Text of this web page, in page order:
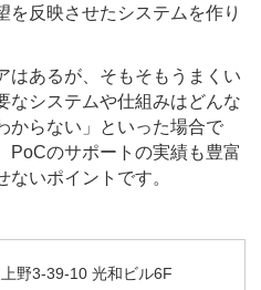
を反映させたシステムを作り
はあるが、そもそもうまくい
なシステムや仕組みはどんな
からない」といった場合で
PoCのサポートの実績も豊富
いポイントです。
野3-39-10 光和ビル6F